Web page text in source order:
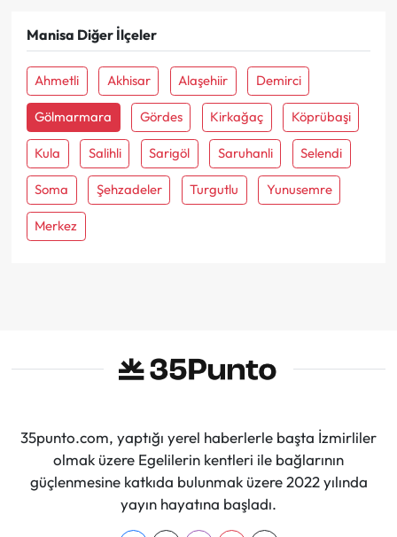
Manisa Diğer İlçeler
Ahmetli Akhisar Alaşehiir Demirci
Gölmarmara Gördes Kirkağaç Köprübaşi
Kula Salihli Sarigöl Saruhanli Selendi
Soma Şehzadeler Turgutlu Yunusemre
Merkez
35punto.com, yaptığı yerel haberlerle başta İzmirliler
olmak üzere Egelilerin kentleri ile bağlarının
güçlenmesine katkıda bulunmak üzere 2022 yılında
yayın hayatına başladı.